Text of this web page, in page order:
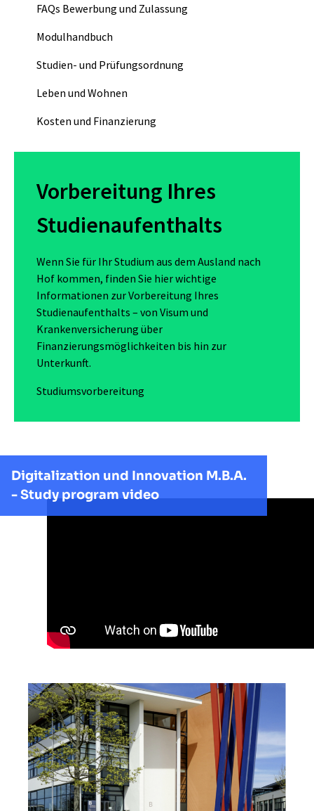
FAQs Bewerbung und Zulassung
Modulhandbuch
Studien- und Prüfungsordnung
Leben und Wohnen
Kosten und Finanzierung
Vorbereitung Ihres
Studienaufenthalts
Wenn Sie für Ihr Studium aus dem Ausland nach
Hof kommen, finden Sie hier wichtige
Informationen zur Vorbereitung Ihres
Studienaufenthalts – von Visum und
Krankenversicherung über
Finanzierungsmöglichkeiten bis hin zur
Unterkunft.
Studiumsvorbereitung
Digitalization und Innovation M.B.A.
- Study program video